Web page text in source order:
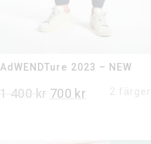
AdWENDTure 2023 – NEW
1 400 kr Det
700 krDet
2 färger